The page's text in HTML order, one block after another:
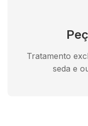
Tratamento
seda e